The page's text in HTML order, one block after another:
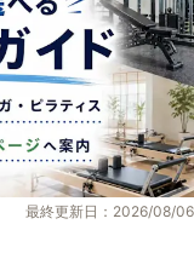
最終更新日：2026/08/06